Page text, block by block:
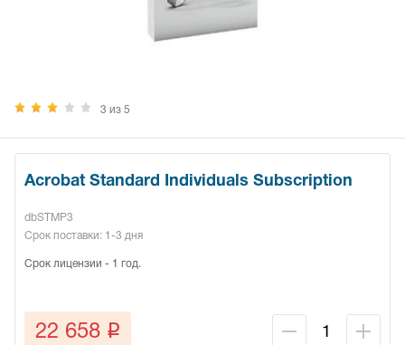
3 из 5
Acrobat Standard Individuals Subscription
dbSTMP3
Срок поставки: 1-3 дня
Срок лицензии - 1 год.
22 658 q